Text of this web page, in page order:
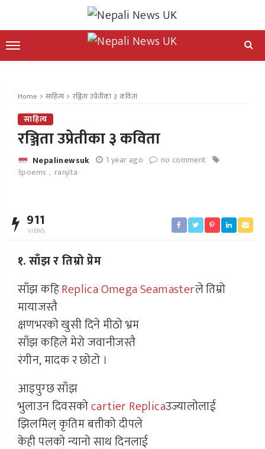
Home साहित्य रञ्जिता उप्रेतीका ३ कविता
साहित्य
रञ्जिता उप्रेतीका ३ कविता
Nepalinewsuk 1 year ago
no comment
3poems
ranjita
911
VIEWS
१. साँझ र तिम्रो प्रेम
साँझ कहिReplica Omega Seamasterले तिम्रो
मायाजस्तै
क्षणभरको खुसी दिने मीठो भ्रम
साँझ कहिले मेरो जवानीजस्तै
रंगीन, मादक र छोटो ।
आइपुग्छ साँझ
भुलाउन दिवसकोcartier Replicaउज्यालोलाई
झिलमिल् कृतिम बत्तीको दीपले
केही पलको न्यानो साथ दिनलाई